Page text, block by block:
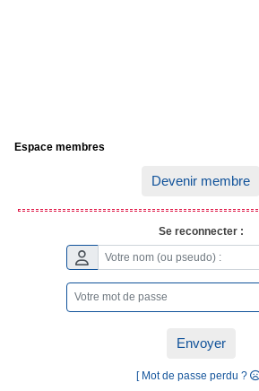
Espace membres
Devenir membre
Se reconnecter :
Envoyer
[ Mot de passe perdu ?